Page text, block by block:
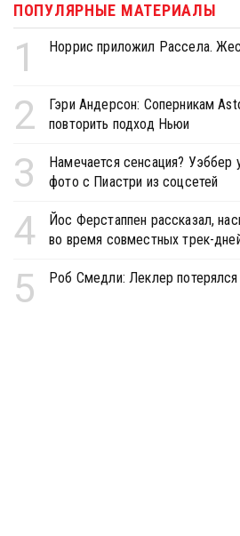
ПОПУЛЯРНЫЕ МАТЕРИАЛЫ
1 Норрис приложил Рассела.
2
Гэри Андерсон: Соперникам
повторить подход Ньюи
3
Намечается сенсация? Уэббер
фото с Пиастри из соцсетей
4
Йос Ферстаппен рассказал,
во время совместных трек-
5 Роб Смедли: Леклер